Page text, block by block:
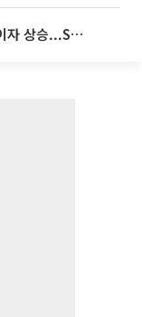
뉴욕증시, 연준 금리인상 기대감 꺾이자 상승...S&P500 사상 최고치 [종합]